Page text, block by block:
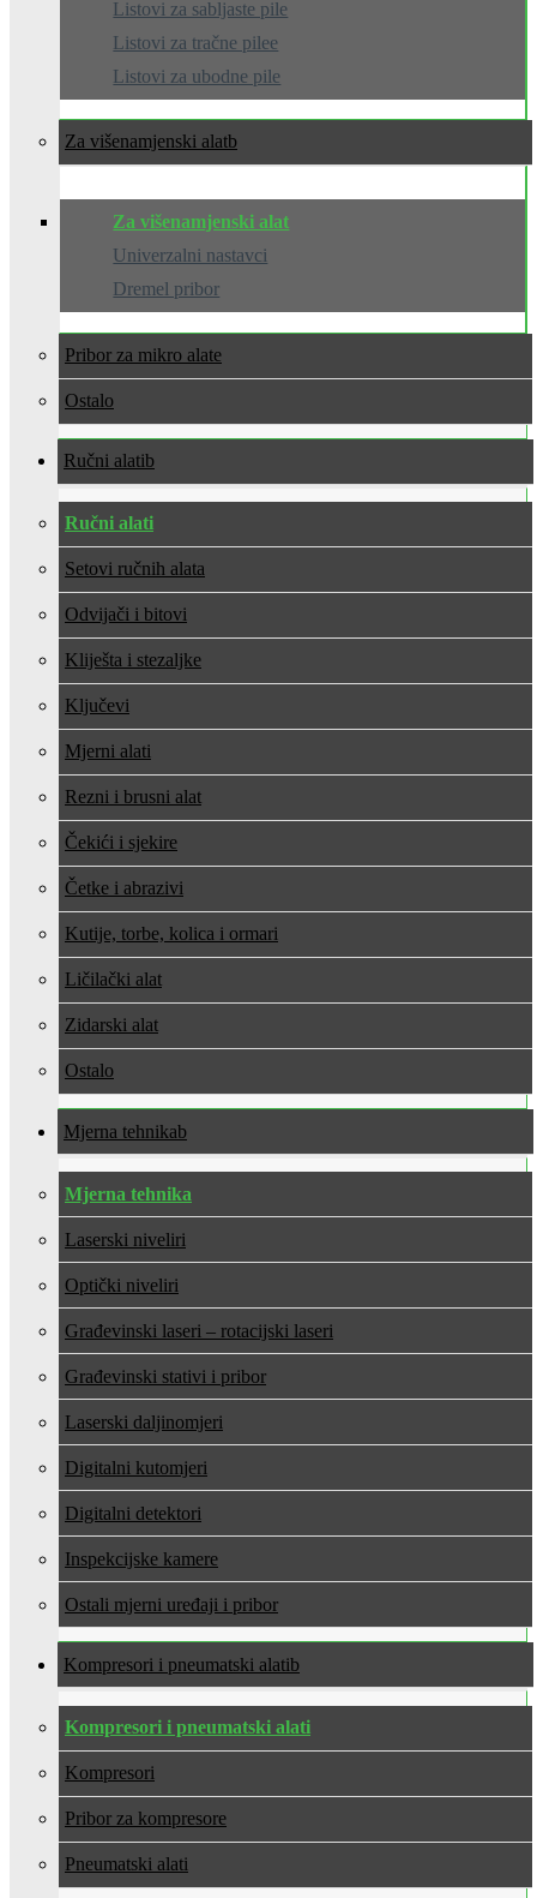
Listovi za sabljaste pile
Listovi za tračne pilee
Listovi za ubodne pile
Za višenamjenski alat
Za višenamjenski alat
Univerzalni nastavci
Dremel pribor
Pribor za mikro alate
Ostalo
Ručni alati
Ručni alati
Setovi ručnih alata
Odvijači i bitovi
Kliješta i stezaljke
Ključevi
Mjerni alati
Rezni i brusni alat
Čekići i sjekire
Četke i abrazivi
Kutije, torbe, kolica i ormari
Ličilački alat
Zidarski alat
Ostalo
Mjerna tehnika
Mjerna tehnika
Laserski niveliri
Optički niveliri
Građevinski laseri – rotacijski laseri
Građevinski stativi i pribor
Laserski daljinomjeri
Digitalni kutomjeri
Digitalni detektori
Inspekcijske kamere
Ostali mjerni uređaji i pribor
Kompresori i pneumatski alati
Kompresori i pneumatski alati
Kompresori
Pribor za kompresore
Pneumatski alati